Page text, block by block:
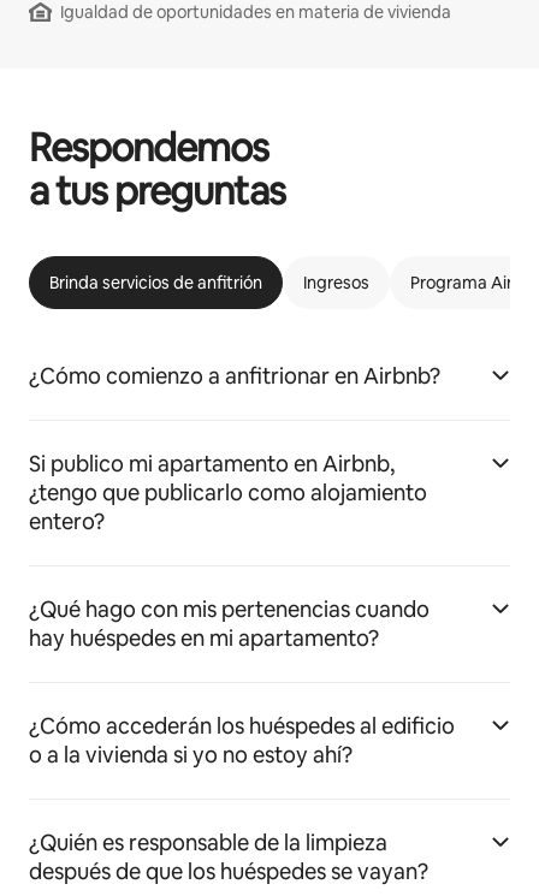
Igualdad de oportunidades en materia de vivienda
Respondemos
a tus preguntas
Brinda servicios de anfitrión Ingresos Programa
¿Cómo comienzo a anfitrionar en Airbnb?
Si publico mi apartamento en Airbnb,
¿tengo que publicarlo como alojamiento
entero?
¿Qué hago con mis pertenencias cuando
hay huéspedes en mi apartamento?
¿Cómo accederán los huéspedes al edificio
o a la vivienda si yo no estoy ahí?
¿Quién es responsable de la limpieza
después de que los huéspedes se vayan?